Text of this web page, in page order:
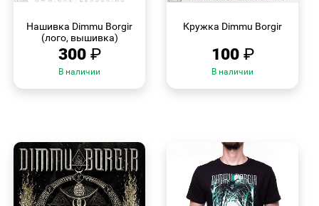
Нашивка Dimmu Borgir
(лого, вышивка)
300 ₽
В наличии
Кружка Dimmu Borgir
100 ₽
В наличии